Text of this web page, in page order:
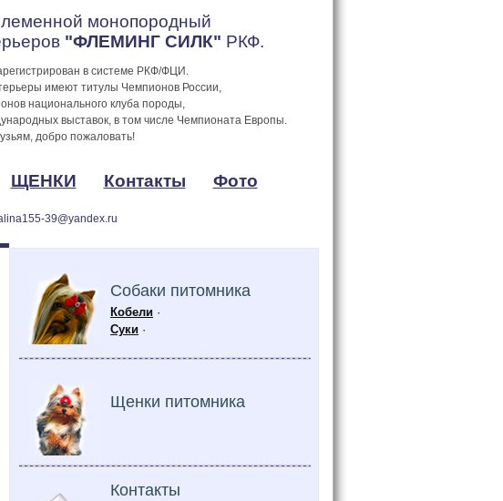
монопородный
"ФЛЕМИНГ СИЛК" РКФ.
в системе РКФ/ФЦИ.
имеют титулы Чемпионов России,
национального клуба породы,
выставок, в том числе Чемпионата Европы.
добро пожаловать!
ЩЕНКИ Контакты Фото
39@yandex.ru
Cобаки питомника
Кобели ·
Суки ·
Щенки питомника
Контакты